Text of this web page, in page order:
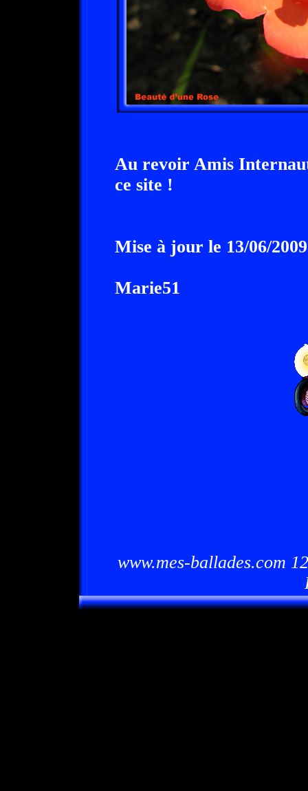
Au revoir Amis
ce site !
Mise à jour le 13/06/2009
Marie51
www.mes-ballades.com